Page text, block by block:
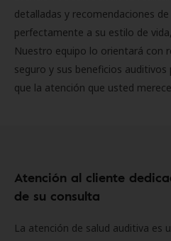
detalladas y recomendaciones
perfectamente a su estilo de
Nuestro equipo lo orientará con
seguro y sus beneficios
que la atención que usted
Atención al cliente
de su consulta
La atención de salud auditiva es